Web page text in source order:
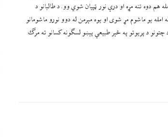
هم دوه تنه مړه او درې نور ټپیان شوي وو. د طالبانو د
یو ماشوم مړ شوی او یوه مېرمن له دوو نورو ماشومانو
د پریوتو په څېر طبیعي پېښو لسګونه کسانو ته مرګ